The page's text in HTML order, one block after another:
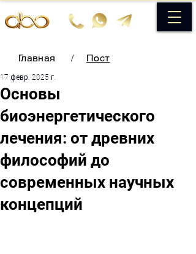
Главная / Пост
Основы
биоэнергетического
лечения: от древних
философий до
современных научных
концепций
17 февр. 2025 г.